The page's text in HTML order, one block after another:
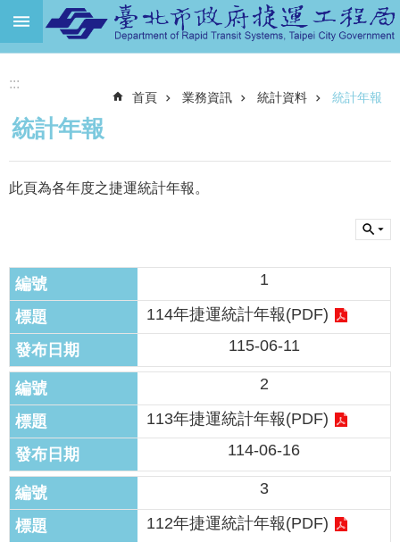
跳到主要內容區塊
階
尋
介
運
路
網
土
地
開
發
便
民
服
務
人
:::
首頁 業務資訊 統計資料 統計年報
統計年報
此頁為各年度之捷運統計年報。
1
114年捷運統計年報(PDF)
115-06-11
2
113年捷運統計年報(PDF)
114-06-16
3
112年捷運統計年報(PDF)